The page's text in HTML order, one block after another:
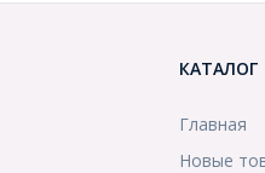
КАТАЛОГ
Главная
Новые